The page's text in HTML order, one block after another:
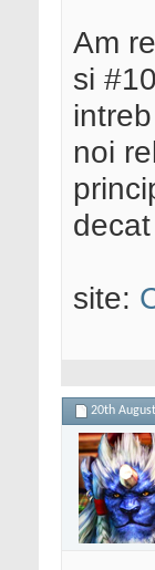
Am
si
noi
site:
20th